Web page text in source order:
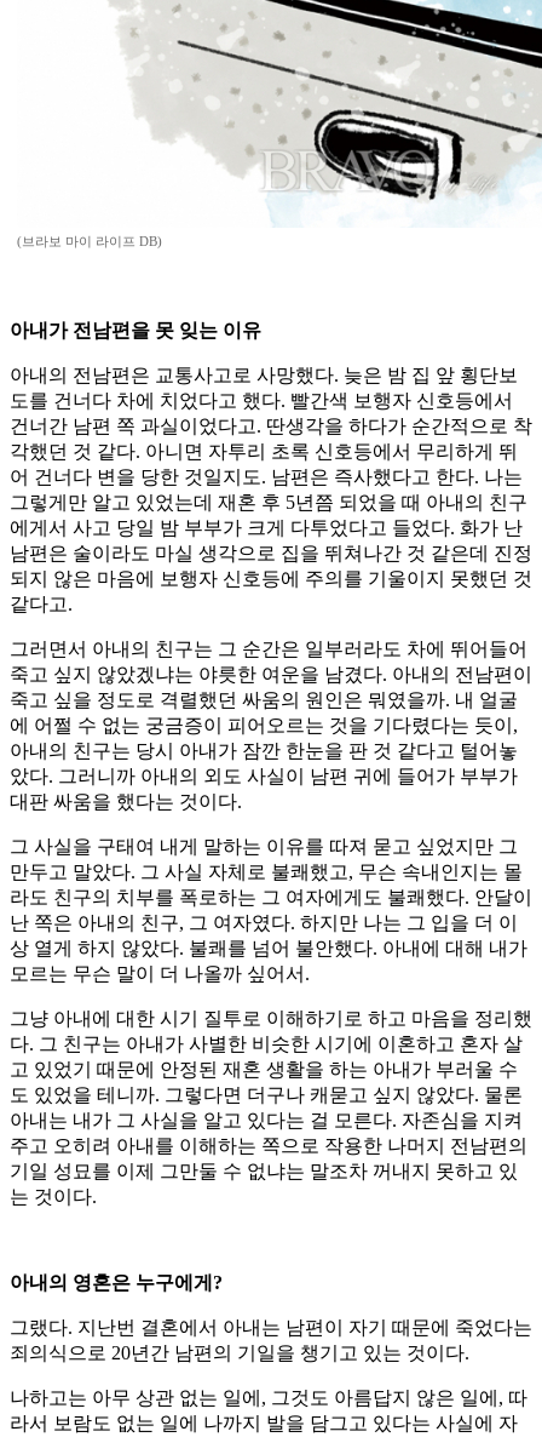
(브라보 마이 라이프 DB)
아내가 전남편을 못 잊는 이유
아내의 전남편은 교통사고로 사망했다. 늦은 밤 집 앞 횡단보
도를 건너다 차에 치었다고 했다. 빨간색 보행자 신호등에서
건너간 남편 쪽 과실이었다고. 딴생각을 하다가 순간적으로 착
각했던 것 같다. 아니면 자투리 초록 신호등에서 무리하게 뛰
어 건너다 변을 당한 것일지도. 남편은 즉사했다고 한다. 나는
그렇게만 알고 있었는데 재혼 후 5년쯤 되었을 때 아내의 친구
에게서 사고 당일 밤 부부가 크게 다투었다고 들었다. 화가 난
남편은 술이라도 마실 생각으로 집을 뛰쳐나간 것 같은데 진정
되지 않은 마음에 보행자 신호등에 주의를 기울이지 못했던 것
같다고.
그러면서 아내의 친구는 그 순간은 일부러라도 차에 뛰어들어
죽고 싶지 않았겠냐는 야릇한 여운을 남겼다. 아내의 전남편이
죽고 싶을 정도로 격렬했던 싸움의 원인은 뭐였을까. 내 얼굴
에 어쩔 수 없는 궁금증이 피어오르는 것을 기다렸다는 듯이,
아내의 친구는 당시 아내가 잠깐 한눈을 판 것 같다고 털어놓
았다. 그러니까 아내의 외도 사실이 남편 귀에 들어가 부부가
대판 싸움을 했다는 것이다.
그 사실을 구태여 내게 말하는 이유를 따져 묻고 싶었지만 그
만두고 말았다. 그 사실 자체로 불쾌했고, 무슨 속내인지는 몰
라도 친구의 치부를 폭로하는 그 여자에게도 불쾌했다. 안달이
난 쪽은 아내의 친구, 그 여자였다. 하지만 나는 그 입을 더 이
상 열게 하지 않았다. 불쾌를 넘어 불안했다. 아내에 대해 내가
모르는 무슨 말이 더 나올까 싶어서.
그냥 아내에 대한 시기 질투로 이해하기로 하고 마음을 정리했
다. 그 친구는 아내가 사별한 비슷한 시기에 이혼하고 혼자 살
고 있었기 때문에 안정된 재혼 생활을 하는 아내가 부러울 수
도 있었을 테니까. 그렇다면 더구나 캐묻고 싶지 않았다. 물론
아내는 내가 그 사실을 알고 있다는 걸 모른다. 자존심을 지켜
주고 오히려 아내를 이해하는 쪽으로 작용한 나머지 전남편의
기일 성묘를 이제 그만둘 수 없냐는 말조차 꺼내지 못하고 있
는 것이다.
아내의 영혼은 누구에게?
그랬다. 지난번 결혼에서 아내는 남편이 자기 때문에 죽었다는
죄의식으로 20년간 남편의 기일을 챙기고 있는 것이다.
나하고는 아무 상관 없는 일에, 그것도 아름답지 않은 일에, 따
라서 보람도 없는 일에 나까지 발을 담그고 있다는 사실에 자